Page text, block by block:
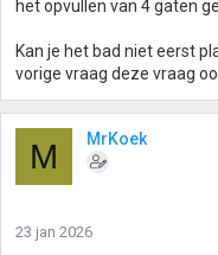
het opvullen van 4 gaten
Kan je het bad niet eerst
vorige vraag deze vraag
M MrKoek
23 jan 2026